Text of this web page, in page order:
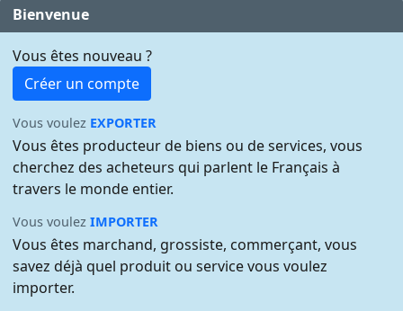
Bienvenue
Vous êtes nouveau ?
Créer un compte
Vous voulez EXPORTER
Vous êtes producteur de biens ou de services, vous
cherchez des acheteurs qui parlent le Français à
travers le monde entier.
Vous voulezIMPORTER
Vous êtes marchand, grossiste, commerçant, vous
savez déjà quel produit ou service vous voulez
importer.